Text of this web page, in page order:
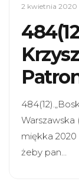
2 kwietnia 2020
Warszawska
miękka
żeby pan…